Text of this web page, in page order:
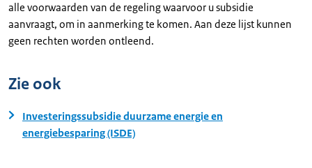
alle voorwaarden van de regeling waarvoor u subsidie
aanvraagt, om in aanmerking te komen. Aan deze lijst kunnen
geen rechten worden ontleend.
Zie ook
Investeringssubsidie duurzame energie en
energiebesparing (ISDE)